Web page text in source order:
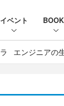
イベント
エンジニアの